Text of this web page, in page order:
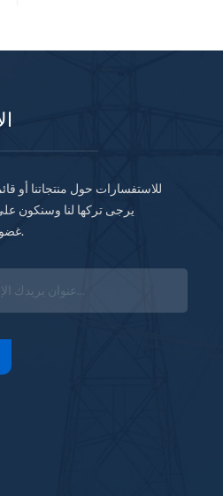
للاستفسارات حول منتجاتنا أو
يرجى تركها لنا وسنكون
غضون 24 ساعة.